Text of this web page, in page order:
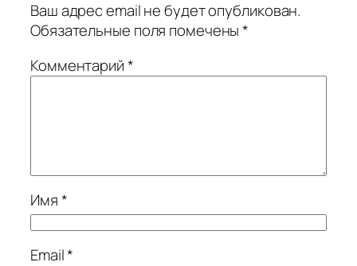
Ваш адрес email не будет опубликован.
Обязательные поля помечены*
Комментарий*
Имя*
Email*